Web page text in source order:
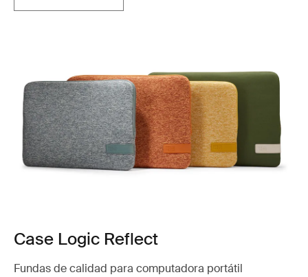
Case Logic Reflect
Fundas de calidad para computadora portátil